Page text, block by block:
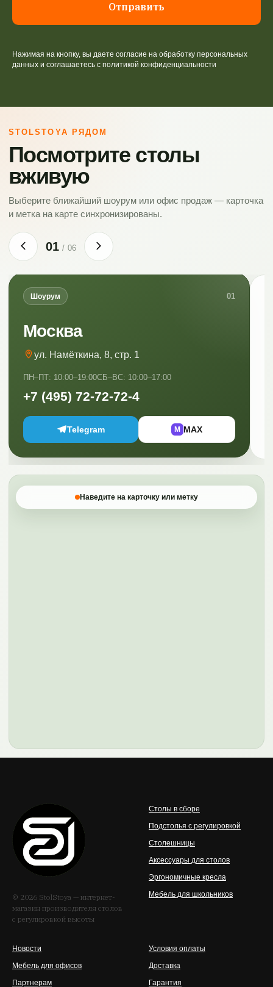
Отправить
Нажимая на кнопку, вы даете согласие на обработку персональных
данных и соглашаетесь c политикой конфиденциальности
STOLSTOYA РЯДОМ
Посмотрите столы
вживую
Выберите ближайший шоурум или офис продаж — карточка
и метка на карте синхронизированы.
01 / 06
Шоурум 01
Москва
ул. Намёткина, 8, стр. 1
ПН–ПТ: 10:00–19:00СБ–ВС: 10:00–17:00
+7 (495) 72-72-72-4
Telegram M MAX
Наведите на карточку или метку
© 2026 StolStoya — интернет-
магазин производителя столов
с регулировкой высоты
Столы в сборе
Подстолья с регулировкой
Столешницы
Аксессуары для столов
Эргономичные кресла
Мебель для школьников
Новости
Мебель для офисов
Партнерам
Условия оплаты
Доставка
Гарантия